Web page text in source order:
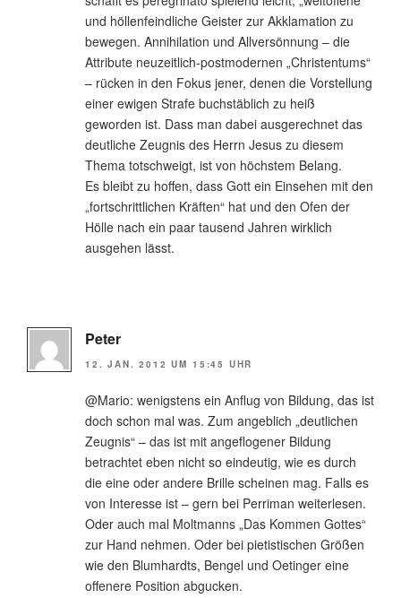
und höllenfeindliche Geister zur Akklamation zu
bewegen. Annihilation und Allversönnung – die
Attribute neuzeitlich-postmodernen „Christentums“
– rücken in den Fokus jener, denen die Vorstellung
einer ewigen Strafe buchstäblich zu heiß
geworden ist. Dass man dabei ausgerechnet das
deutliche Zeugnis des Herrn Jesus zu diesem
Thema totschweigt, ist von höchstem Belang.
Es bleibt zu hoffen, dass Gott ein Einsehen mit den
„fortschrittlichen Kräften“ hat und den Ofen der
Hölle nach ein paar tausend Jahren wirklich
ausgehen lässt.
Peter
12. JAN. 2012 UM 15:45 UHR
@Mario: wenigstens ein Anflug von Bildung, das ist
doch schon mal was. Zum angeblich „deutlichen
Zeugnis“ – das ist mit angeflogener Bildung
betrachtet eben nicht so eindeutig, wie es durch
die eine oder andere Brille scheinen mag. Falls es
von Interesse ist – gern bei Perriman weiterlesen.
Oder auch mal Moltmanns „Das Kommen Gottes“
zur Hand nehmen. Oder bei pietistischen Größen
wie den Blumhardts, Bengel und Oetinger eine
offenere Position abgucken.